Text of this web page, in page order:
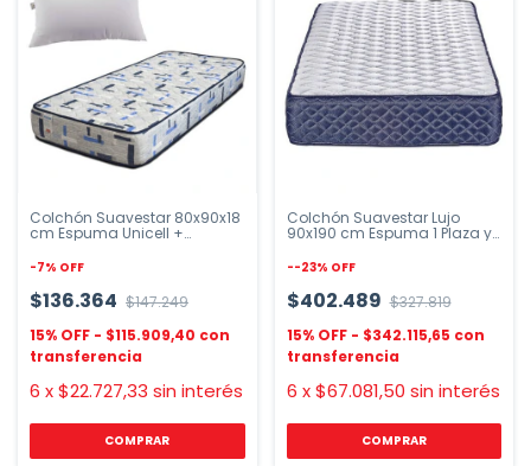
Colchón Suavestar 80x90x18
cm Espuma Unicell +
-7% OFF
$136.364 $147.249
$115.909,40
6 x$22.727,33 sin interés
COMPRAR
Colchón Suavestar Lujo
90x190 cm Espuma 1 Plaza y
--23% OFF
$402.489 $327.819
$342.115,65
6 x$67.081,50 sin interés